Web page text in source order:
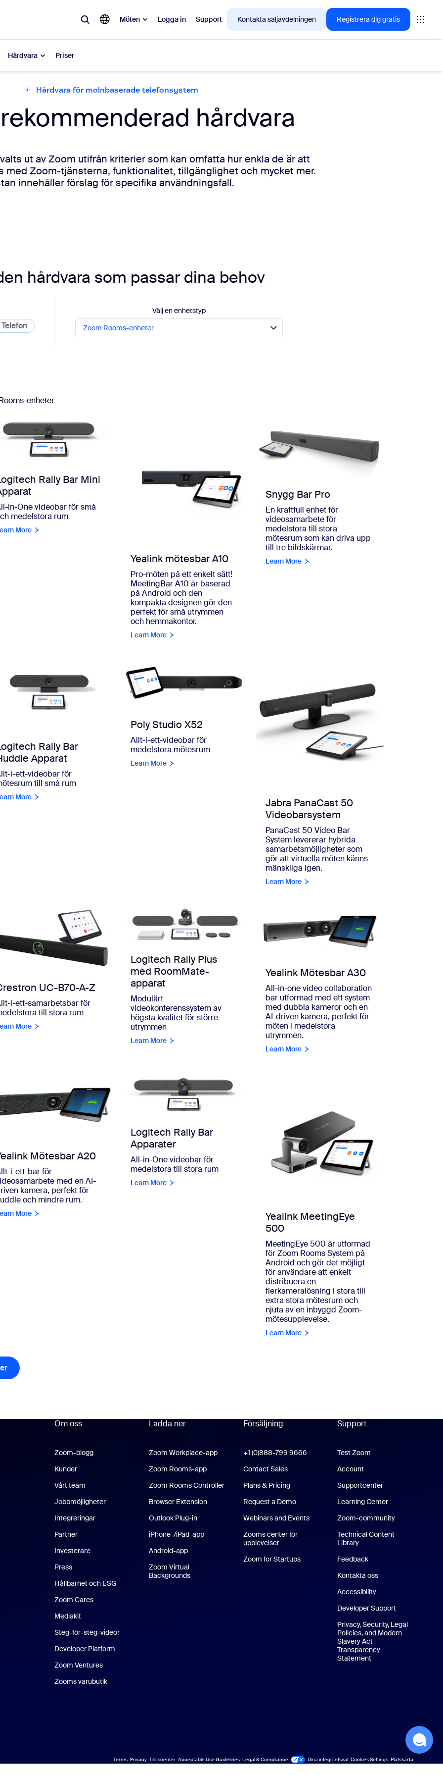
Hårdvara Priser
Möten Logga in Support Kontakta säljavdelningen Registrera dig gratis
och omtalat – lösningarna som Zoom-kunder gillar just nu.
Rooms
Canvas
Hårdvara för molnbaserade telefonsystem
hårdvara
ut av Zoom utifrån kriterier som kan omfatta hur enkla de är att
med Zoom-tjänsterna, funktionalitet, tillgänglighet och mycket mer.
innehåller förslag för specifika användningsfall.
hårdvara som passar dina behov
Telefon
Välj en enhetstyp
Zoom Rooms-enheter
enheter
Rally Bar Mini
in-One videobar för små
medelstora rum
More
Yealink mötesbar A10
Pro-möten på ett enkelt sätt!
MeetingBar A10 är baserad
på Android och den
kompakta designen gör den
perfekt för små utrymmen
och hemmakontor.
Learn More
Snygg Bar Pro
En kraftfull enhet för
videosamarbete för
medelstora till stora
mötesrum som kan driva upp
till tre bildskärmar.
Learn More
Rally Bar
Apparat
i-ett-videobar för
till små rum
More
Poly Studio X52
Allt-i-ett-videobar för
medelstora mötesrum
Learn More
Jabra PanaCast 50
Videobarsystem
PanaCast 50 Video Bar
System levererar hybrida
samarbetsmöjligheter som
gör att virtuella möten känns
mänskliga igen.
Learn More
UC-B70-A-Z
i-ett-samarbetsbar för
till stora rum
More
Logitech Rally Plus
med RoomMate-
apparat
Modulärt
videokonferenssystem av
högsta kvalitet för större
utrymmen
Learn More
Yealink Mötesbar A30
All-in-one video collaboration
bar utformad med ett system
med dubbla kameror och en
AI-driven kamera, perfekt för
möten i medelstora
utrymmen.
Learn More
Mötesbar A20
i-ett-bar för
med en AI-
kamera, perfekt för
och mindre rum.
More
Logitech Rally Bar
Apparater
All-in-One videobar för
medelstora till stora rum
Learn More
Yealink MeetingEye
500
MeetingEye 500 är utformad
för Zoom Rooms System på
Android och gör det möjligt
för användare att enkelt
distribuera en
flerkameralösning i stora till
extra stora mötesrum och
njuta av en inbyggd Zoom-
mötesupplevelse.
Learn More
Om oss
Zoom-blogg
Kunder
Vårt team
Jobbmöjligheter
Integreringar
Partner
Investerare
Press
Hållbarhet och ESG
Zoom Cares
Mediakit
Steg-för-steg-videor
Developer Platform
Zoom Ventures
Zooms varubutik
Ladda ner
Zoom Workplace-appZoom Workplace-app
Zoom Rooms-appZoom Rooms-app
Zoom Rooms Controller
Browser Extension
Outlook Plug-in
iPhone-/iPad-appiPhone-/iPad-app
Android-appAndroid-app
Zoom Virtual
Backgrounds
Försäljning
+1 (0)888-799 9666 Klicka för att ringa
Contact Sales
Plans & Pricing
Request a Demo
Webinars and Events
Zooms center för
upplevelserZooms center för upplevelser
Zoom for StartupsZoom for Startups
Support
Support
Test Zoom
Account
Supportcenter
Learning Center
Zoom-community
Technical Content
Library
Feedback
Kontakta oss
Accessibility
Developer Support
Privacy, Security, Legal
Policies, and Modern
Slavery Act
Transparency
Statement
Terms Privacy Tillitscenter Acceptable Use Guidelines Legal & Compliance Dina integritetsval Cookies Settings Platskarta
Platskarta